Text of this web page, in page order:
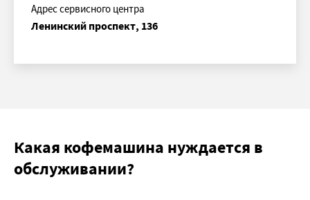
Адрес сервисного центра
Ленинский проспект, 136
Какая кофемашина нуждается в
обслуживании?